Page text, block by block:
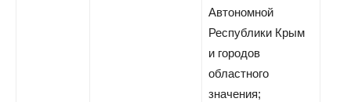
Автономной
Республики Крым
и городов
областного
значения;